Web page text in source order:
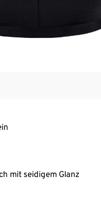
mit seidigem Glanz
hoher Tragekomfort